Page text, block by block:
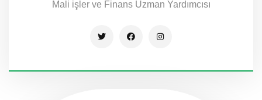
Mali işler ve Finans Uzman Yardımcısı